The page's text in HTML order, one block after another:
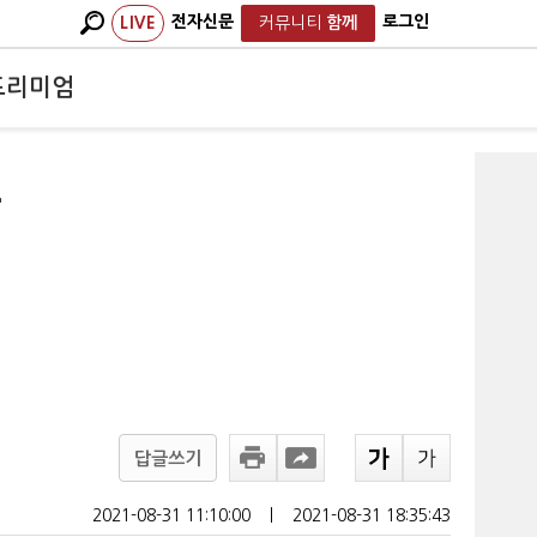
LIVE 전자신문 커뮤니티 함께 로그인
리미엄
답글쓰기
2021-08-31 11:10:00 2021-08-31 18:35:43